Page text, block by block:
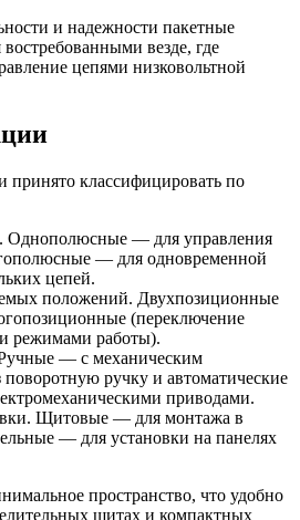
и надежности пакетные
везде, где
цепями низковольтной
принято классифицировать по
Однополюсные — для управления
— для одновременной
цепей.
положений. Двухпозиционные
(переключение
режимами работы).
— с механическим
поворотную ручку и автоматические
приводами.
Щитовые — для монтажа в
— для установки на панелях
пространство, что удобно
щитах и компактных